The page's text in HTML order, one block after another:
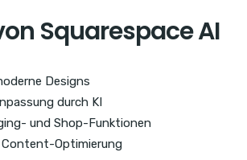
Squarespace AI
Designs
durch KI
und Shop-Funktionen
Optimierung